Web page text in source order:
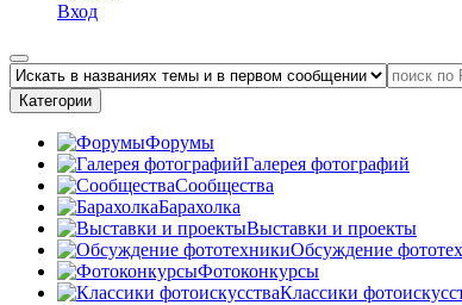
Вход
Категории
Форумы
Галерея фотографий
Сообщества
Барахолка
Выставки и проекты
Обсуждение
Фотоконкурсы
Классики